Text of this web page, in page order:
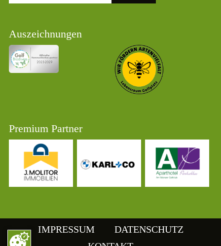
Auszeichnungen
Premium Partner
IMPRESSUM
DATENSCHUTZ